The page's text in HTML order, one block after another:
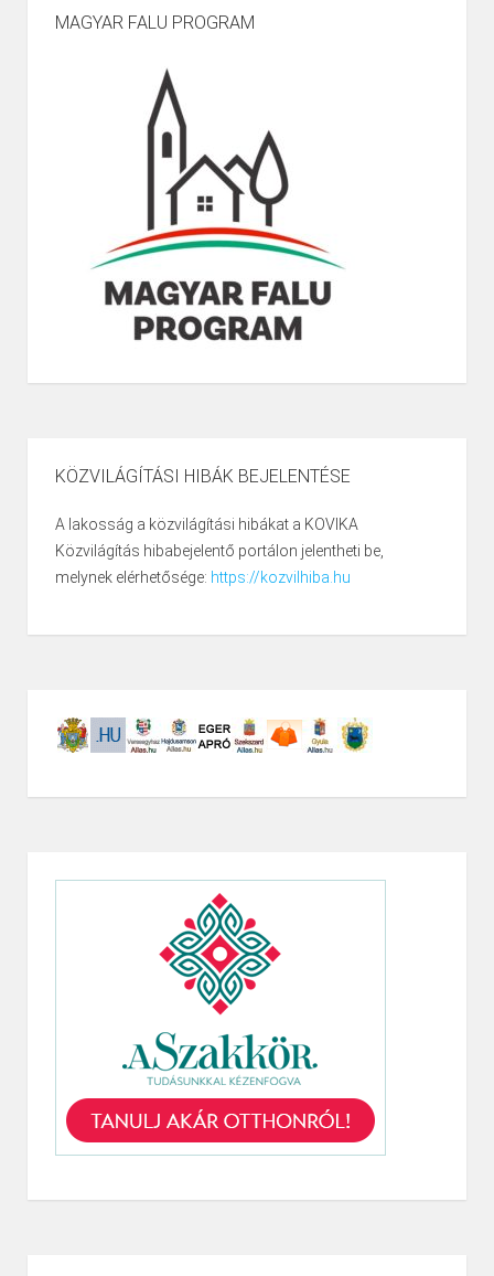
MAGYAR FALU PROGRAM
KÖZVILÁGÍTÁSI HIBÁK BEJELENTÉSE
A lakosság a közvilágítási hibákat a KOVIKA
Közvilágítás hibabejelentő portálon jelentheti be,
melynek elérhetősége: https://kozvilhiba.hu